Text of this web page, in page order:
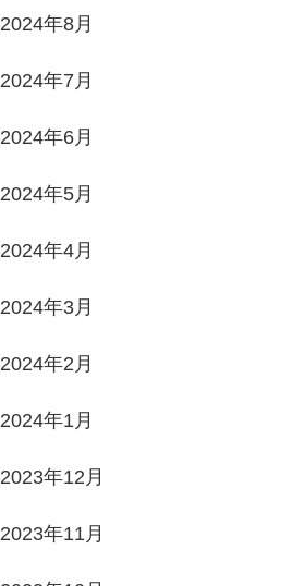
2024年8月
2024年7月
2024年6月
2024年5月
2024年4月
2024年3月
2024年2月
2024年1月
2023年12月
2023年11月